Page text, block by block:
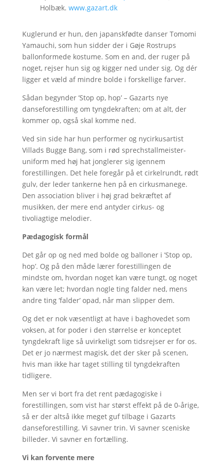
Holbæk. www.gazart.dk
Kuglerund er hun, den japanskfødte danser Tomomi
Yamauchi, som hun sidder der i Gøje Rostrups
ballonformede kostume. Som en and, der ruger på
noget, rejser hun sig og kigger ned under sig. Og dér
ligger et væld af mindre bolde i forskellige farver.
Sådan begynder ’Stop op, hop’ – Gazarts nye
danseforestilling om tyngdekraften; om at alt, der
kommer op, også skal komme ned.
Ved sin side har hun performer og nycirkusartist
Villads Bugge Bang, som i rød sprechstallmeister-
uniform med høj hat jonglerer sig igennem
forestillingen. Det hele foregår på et cirkelrundt, rødt
gulv, der leder tankerne hen på en cirkusmanege.
Den association bliver i høj grad bekræftet af
musikken, der mere end antyder cirkus- og
tivoliagtige melodier.
Pædagogisk formål
Det går op og ned med bolde og balloner i ’Stop op,
hop’. Og på den måde lærer forestillingen de
mindste om, hvordan noget kan være tungt, og noget
kan være let; hvordan nogle ting falder ned, mens
andre ting ’falder’ opad, når man slipper dem.
Og det er nok væsentligt at have i baghovedet som
voksen, at for poder i den størrelse er konceptet
tyngdekraft lige så uvirkeligt som tidsrejser er for os.
Det er jo nærmest magisk, det der sker på scenen,
hvis man ikke har taget stilling til tyngdekraften
tidligere.
Men ser vi bort fra det rent pædagogiske i
forestillingen, som vist har størst effekt på de 0-årige,
så er der altså ikke meget guf tilbage i Gazarts
danseforestilling. Vi savner trin. Vi savner sceniske
billeder. Vi savner en fortælling.
Vi kan forvente mere